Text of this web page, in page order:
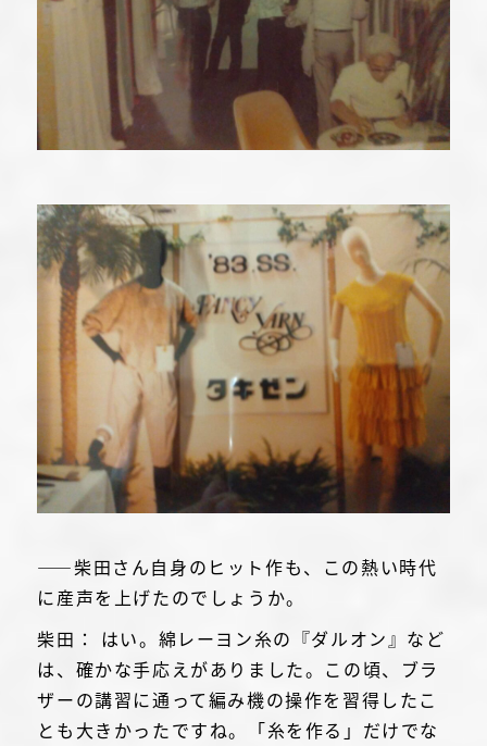
――柴田さん自身のヒット作も、この熱い時代
に産声を上げたのでしょうか。
柴田： はい。綿レーヨン糸の『ダルオン』など
は、確かな手応えがありました。この頃、ブラ
ザーの講習に通って編み機の操作を習得したこ
とも大きかったですね。「糸を作る」だけでな